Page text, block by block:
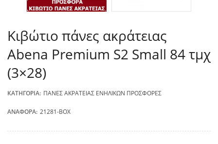
Κιβώτιο πάνες ακράτειας
Abena Premium S2 Small 84 τμχ
(3×28)
ΚΑΤΗΓΟΡΊΑ: ΠΆΝΕΣ ΑΚΡΆΤΕΙΑΣ ΕΝΗΛΊΚΩΝ ΠΡΟΣΦΟΡΈΣ
ΑΝΑΦΟΡΆ: 21281-ΒΟΧ